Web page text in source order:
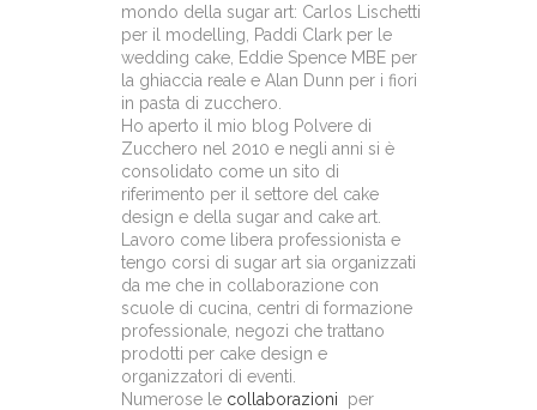
mondo della sugar art: Carlos Lischetti
per il modelling, Paddi Clark per le
wedding cake, Eddie Spence MBE per
la ghiaccia reale e Alan Dunn per i fiori
in pasta di zucchero.
Ho aperto il mio blog Polvere di
Zucchero nel 2010 e negli anni si è
consolidato come un sito di
riferimento per il settore del cake
design e della sugar and cake art.
Lavoro come libera professionista e
tengo corsi di sugar art sia organizzati
da me che in collaborazione con
scuole di cucina, centri di formazione
professionale, negozi che trattano
prodotti per cake design e
organizzatori di eventi.
Numerose le collaborazioni per